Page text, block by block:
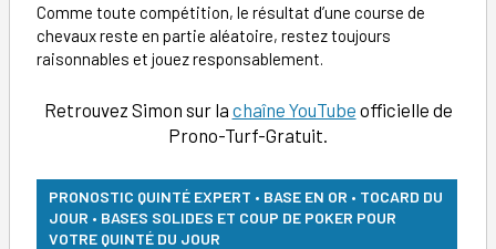
Comme toute compétition, le résultat d’une course de
chevaux reste en partie aléatoire, restez toujours
raisonnables et jouez responsablement.
Retrouvez Simon sur la chaîne YouTube officielle de
Prono-Turf-Gratuit.
PRONOSTIC QUINTÉ EXPERT • BASE EN OR • TOCARD DU
JOUR • BASES SOLIDES ET COUP DE POKER POUR
VOTRE QUINTÉ DU JOUR